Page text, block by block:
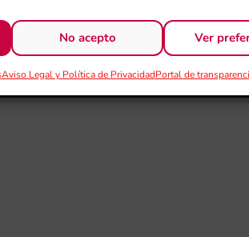
No acepto Ver
Aviso Legal y Política de PrivacidadPortal de